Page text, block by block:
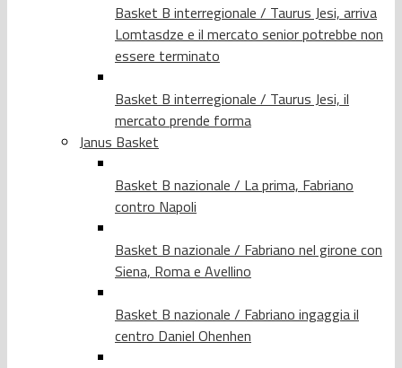
Basket B interregionale / Taurus Jesi, arriva
Lomtasdze e il mercato senior potrebbe non
essere terminato
Basket B interregionale / Taurus Jesi, il
mercato prende forma
Janus Basket
Basket B nazionale / La prima, Fabriano
contro Napoli
Basket B nazionale / Fabriano nel girone con
Siena, Roma e Avellino
Basket B nazionale / Fabriano ingaggia il
centro Daniel Ohenhen